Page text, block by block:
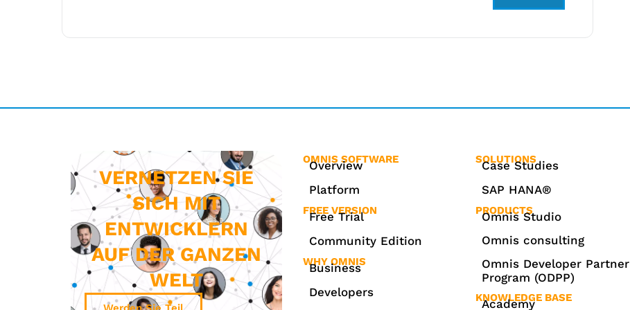
VERNETZEN SIE
SICH MIT
ENTWICKLERN
AUF DER GANZEN
WELT
OMNIS SOFTWARE
Overview
Platform
FREE VERSION
Free Trial
Community Edition
WHY OMNIS
Business
Developers
SOLUTIONS
Case Studies
SAP HANA®
PRODUCTS
Omnis Studio
Omnis consulting
Omnis Developer Partner
Program (ODPP)
KNOWLEDGE BASE
Academy